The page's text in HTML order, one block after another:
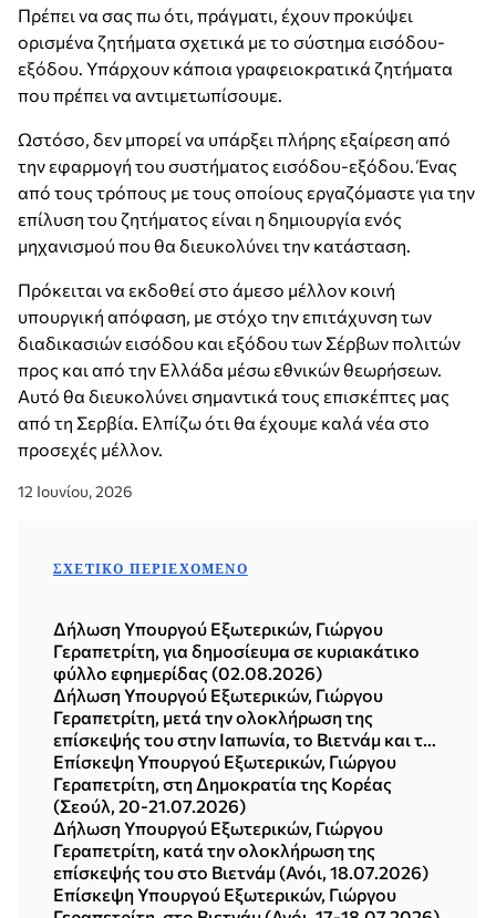
Πρέπει να σας πω ότι, πράγματι, έχουν προκύψει
ορισμένα ζητήματα σχετικά με το σύστημα εισόδου-
εξόδου. Υπάρχουν κάποια γραφειοκρατικά ζητήματα
που πρέπει να αντιμετωπίσουμε.
Ωστόσο, δεν μπορεί να υπάρξει πλήρης εξαίρεση από
την εφαρμογή του συστήματος εισόδου-εξόδου. Ένας
από τους τρόπους με τους οποίους εργαζόμαστε για την
επίλυση του ζητήματος είναι η δημιουργία ενός
μηχανισμού που θα διευκολύνει την κατάσταση.
Πρόκειται να εκδοθεί στο άμεσο μέλλον κοινή
υπουργική απόφαση, με στόχο την επιτάχυνση των
διαδικασιών εισόδου και εξόδου των Σέρβων πολιτών
προς και από την Ελλάδα μέσω εθνικών θεωρήσεων.
Αυτό θα διευκολύνει σημαντικά τους επισκέπτες μας
από τη Σερβία. Ελπίζω ότι θα έχουμε καλά νέα στο
προσεχές μέλλον.
12 Ιουνίου, 2026
ΣΧΕΤΙΚΌ ΠΕΡΙΕΧΌΜΕΝΟ
Δήλωση Υπουργού Εξωτερικών, Γιώργου
Γεραπετρίτη, για δημοσίευμα σε κυριακάτικο
φύλλο εφημερίδας (02.08.2026)
Δήλωση Υπουργού Εξωτερικών, Γιώργου
Γεραπετρίτη, μετά την ολοκλήρωση της
επίσκεψής του στην Ιαπωνία, το Βιετνάμ και τη
Δημοκρατία της Κορέας (Σεούλ, 21.07.2026)
Επίσκεψη Υπουργού Εξωτερικών, Γιώργου
Γεραπετρίτη, στη Δημοκρατία της Κορέας
(Σεούλ, 20-21.07.2026)
Δήλωση Υπουργού Εξωτερικών, Γιώργου
Γεραπετρίτη, κατά την ολοκλήρωση της
επίσκεψής του στο Βιετνάμ (Ανόι, 18.07.2026)
Επίσκεψη Υπουργού Εξωτερικών, Γιώργου